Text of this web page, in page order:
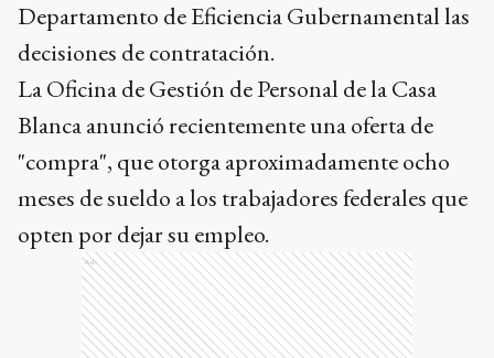
Departamento de Eficiencia Gubernamental las
decisiones de contratación.
La Oficina de Gestión de Personal de la Casa
Blanca anunció recientemente una oferta de
"compra", que otorga aproximadamente ocho
meses de sueldo a los trabajadores federales que
opten por dejar su empleo.
Ads